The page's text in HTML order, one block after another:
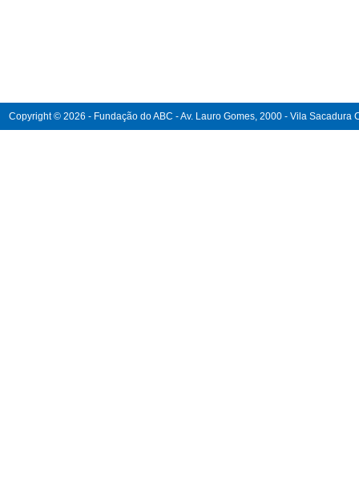
Copyright © 2026 - Fundação do ABC - Av. Lauro Gomes, 2000 - Vila